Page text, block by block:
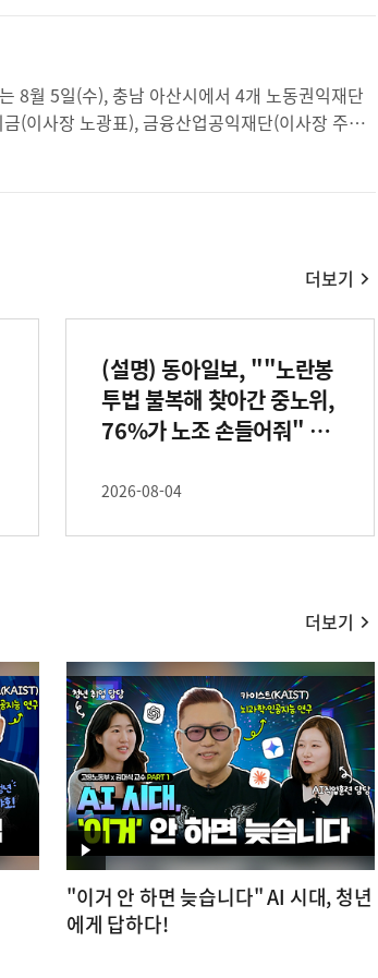
(설명) 동아일보, ""노란봉
투법 불복해 찾아간 중노위,
76%가 노조 손들어줘" 기
2026-08-04
사
이
렇
습
니
다
더보기
영
상
"이거 안 하면 늦습니다" AI 시대, 청년
에게 답하다!
영
더보기